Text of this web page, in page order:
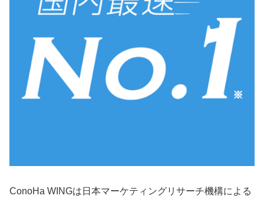
ConoHa WINGは日本マーケティングリサーチ機構による